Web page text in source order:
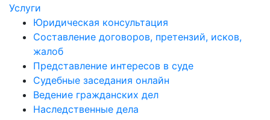
Услуги
Юридическая консультация
Составление договоров, претензий, исков,
жалоб
Представление интересов в суде
Судебные заседания онлайн
Ведение гражданских дел
Наследственные дела